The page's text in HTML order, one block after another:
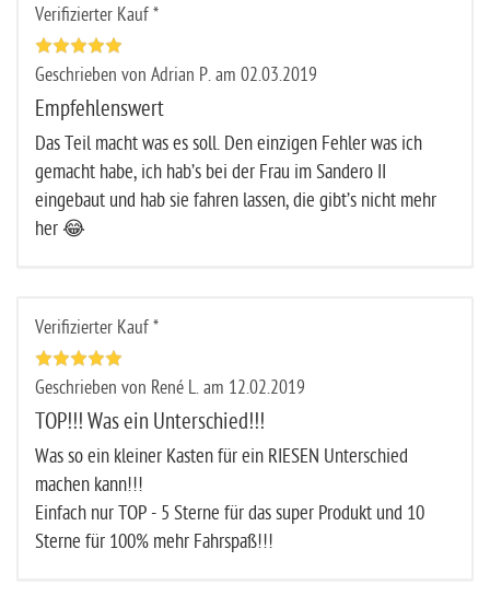
Verifizierter Kauf *
Geschrieben von Adrian P. am 02.03.2019
Empfehlenswert
Das Teil macht was es soll. Den einzigen Fehler was ich
gemacht habe, ich hab’s bei der Frau im Sandero II
eingebaut und hab sie fahren lassen, die gibt’s nicht mehr
her 😂
Verifizierter Kauf *
Geschrieben von René L. am 12.02.2019
TOP!!! Was ein Unterschied!!!
Was so ein kleiner Kasten für ein RIESEN Unterschied
machen kann!!!
Einfach nur TOP - 5 Sterne für das super Produkt und 10
Sterne für 100% mehr Fahrspaß!!!